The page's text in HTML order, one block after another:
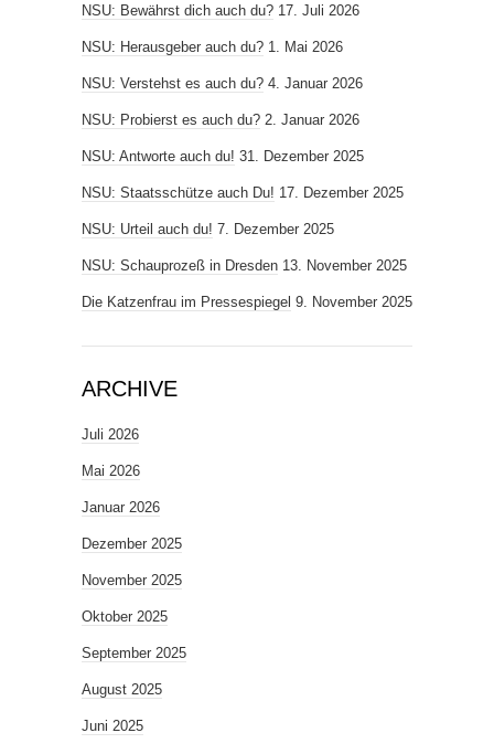
NSU: Bewährst dich auch du? 17. Juli 2026
NSU: Herausgeber auch du? 1. Mai 2026
NSU: Verstehst es auch du? 4. Januar 2026
NSU: Probierst es auch du? 2. Januar 2026
NSU: Antworte auch du! 31. Dezember 2025
NSU: Staatsschütze auch Du! 17. Dezember 2025
NSU: Urteil auch du! 7. Dezember 2025
NSU: Schauprozeß in Dresden 13. November 2025
Die Katzenfrau im Pressespiegel 9. November 2025
ARCHIVE
Juli 2026
Mai 2026
Januar 2026
Dezember 2025
November 2025
Oktober 2025
September 2025
August 2025
Juni 2025